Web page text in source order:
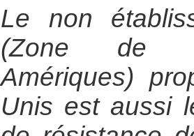
Le non
(Zone de
Amériques)
Unis est aussi